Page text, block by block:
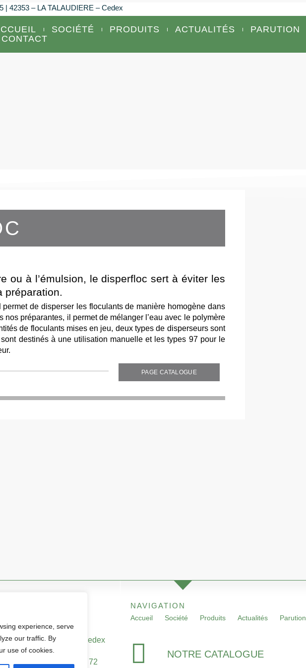
experience, serve
our traffic. By
use of cookies.
| 42353 – LA TALAUDIERE – Cedex
SOCIÉTÉ PRODUITS ACTUALITÉS PARUTION
CONTACT
ou à l’émulsion, le disperfloc sert à éviter les
préparation.
permet de disperser les floculants de manière homogène dans
nos préparantes, il permet de mélanger l’eau avec le polymère
de floculants mises en jeu, deux types de disperseurs sont
destinés à une utilisation manuelle et les types 97 pour le
PAGE CATALOGUE
– LA TALAUDIERE – Cedex
: +33 (0)4 77 53 28 72
NAVIGATION
Accueil Société Produits Actualités Parution
NOTRE CATALOGUE